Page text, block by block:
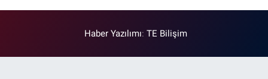
Haber Yazılımı:TE Bilişim